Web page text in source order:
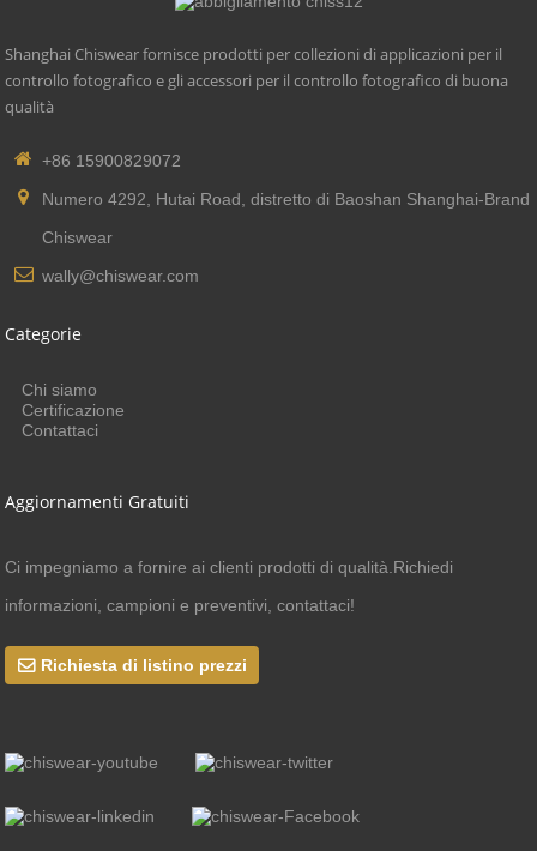
Shanghai Chiswear fornisce prodotti per collezioni di applicazioni per il
controllo fotografico e gli accessori per il controllo fotografico di buona
qualità
+86 15900829072
Numero 4292, Hutai Road, distretto di Baoshan Shanghai-Brand
Chiswear
wally@chiswear.com
Categorie
Chi siamo
Certificazione
Contattaci
Aggiornamenti Gratuiti
Ci impegniamo a fornire ai clienti prodotti di qualità.Richiedi
informazioni, campioni e preventivi, contattaci!
Richiesta di listino prezzi